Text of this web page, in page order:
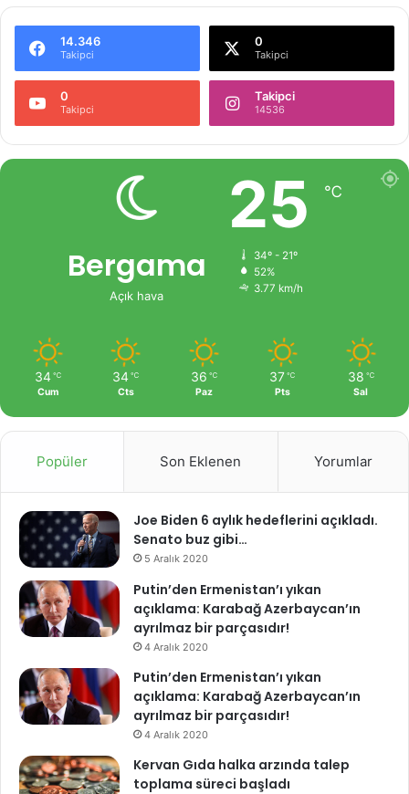
14.346
Takipci
0
Takipci
0
Takipci
Takipci
14536
Bergama
Açık hava
25 ℃
34º - 21º
52%
3.77 km/h
34 ℃
Cum
34 ℃
Cts
36 ℃
Paz
37 ℃
Pts
38 ℃
Sal
Popüler Son Eklenen Yorumlar
Joe Biden 6 aylık hedeflerini açıkladı.
Senato buz gibi…
5 Aralık 2020
Putin’den Ermenistan’ı yıkan
açıklama: Karabağ Azerbaycan’ın
ayrılmaz bir parçasıdır!
4 Aralık 2020
Putin’den Ermenistan’ı yıkan
açıklama: Karabağ Azerbaycan’ın
ayrılmaz bir parçasıdır!
4 Aralık 2020
Kervan Gıda halka arzında talep
toplama süreci başladı